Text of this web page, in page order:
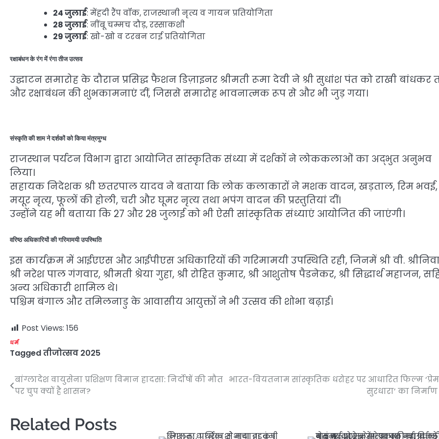
24 जुलाई: मेंहदी रैंप वॉक, राजस्थानी नृत्य व गायन प्रतियोगिता
28 जुलाई: नींबू चम्मच दौड़, रस्साकशी
29 जुलाई: खो-खो व टरबन टाई प्रतियोगिता
रक्षाबंधन के रंग में रंगा तीज उत्सव
उद्घाटन समारोह के दौरान प्रसिद्ध फैशन डिज़ाइनर श्रीमती रूमा देवी ने श्री सुधांश पंत को राखी बांधकर
और रक्षाबंधन की शुभकामनाएं दीं, जिससे समारोह भावनात्मक रूप से और भी जुड़ गया।
संस्कृति की शाम ने दर्शकों को किया मंत्रमुग्ध
राजस्थान पर्यटन विभाग द्वारा आयोजित सांस्कृतिक संध्या में दर्शकों ने लोककलाओं का अद्भुत अनुभव
लिया।
सहायक निदेशक श्री छतरपाल यादव ने बताया कि लोक कलाकारों ने मशक वादन, खड़ताल, रिम भवई,
मयूर नृत्य, फूलों की होली, चरी और घूमर नृत्य तथा भपंग वादन की प्रस्तुतियां दीं।
उन्होंने यह भी बताया कि 27 और 28 जुलाई को भी ऐसी सांस्कृतिक संध्याएं आयोजित की जाएंगी।
वरिष्ठ अधिकारियों की गरिमामयी उपस्थिति
इस कार्यक्रम में आईएएस और आईपीएस अधिकारियों की गरिमामयी उपस्थिति रही, जिनमें श्री वी.
श्री नरेश पाल गंगवार, श्रीमती श्रेया गुहा, श्री रोहित कुमार, श्री आशुतोष पैडनेकर, श्री सिद्धार्थ महाजन,
अन्य अधिकारी शामिल थे।
पश्चिम बंगाल और तमिलनाडु के आवासीय आयुक्तों ने भी उत्सव की शोभा बढ़ाई।
Post Views: 156
धर्म
Taggedतीजोत्सव 2025
Post
navigation
बांग्लादेश वायुसेना प्रशिक्षण विमान हादसा: निर्दोषों की मौत
पर चुप क्यों है शासन?
भारत-वियतनाम सांस्कृतिक धरोहर पर आधारित फिल्म
सुरधारा’ का
Related Posts